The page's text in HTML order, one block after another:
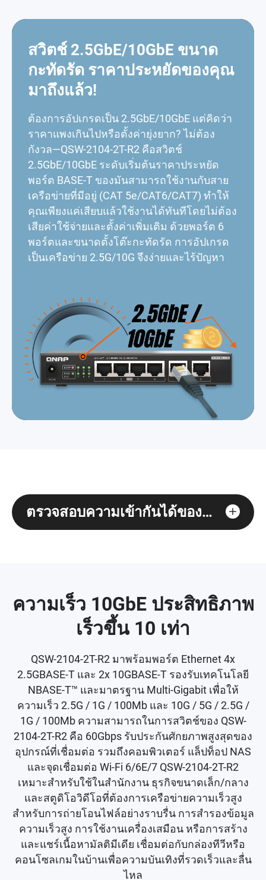
สวิตช์ 2.5GbE/10GbE ขนาด
กะทัดรัด ราคาประหยัดของคุณ
มาถึงแล้ว!
ต้องการอัปเกรดเป็น 2.5GbE/10GbE แต่คิดว่า
ราคาแพงเกินไปหรือตั้งค่ายุ่งยาก? ไม่ต้อง
กังวล—QSW-2104-2T-R2 คือสวิตช์
2.5GbE/10GbE ระดับเริ่มต้นราคาประหยัด
พอร์ต BASE-T ของมันสามารถใช้งานกับสาย
เครือข่ายที่มีอยู่ (CAT 5e/CAT6/CAT7) ทำให้
คุณเพียงแค่เสียบแล้วใช้งานได้ทันทีโดยไม่ต้อง
เสียค่าใช้จ่ายและตั้งค่าเพิ่มเติม ด้วยพอร์ต 6
พอร์ตและขนาดตั้งโต๊ะกะทัดรัด การอัปเกรด
เป็นเครือข่าย 2.5G/10G จึงง่ายและไร้ปัญหา
ตรวจสอบความเข้ากันได้ของสาย Ethernet
ความเร็ว 10GbE ประสิทธิภาพ
เร็วขึ้น 10 เท่า
QSW-2104-2T-R2 มาพร้อมพอร์ต Ethernet 4x
2.5GBASE-T และ 2x 10GBASE-T รองรับเทคโนโลยี
NBASE-T™ และมาตรฐาน Multi-Gigabit เพื่อให้
ความเร็ว 2.5G / 1G / 100Mb และ 10G / 5G / 2.5G /
1G / 100Mb ความสามารถในการสวิตช์ของ QSW-
2104-2T-R2 คือ 60Gbps รับประกันศักยภาพสูงสุดของ
อุปกรณ์ที่เชื่อมต่อ รวมถึงคอมพิวเตอร์ แล็ปท็อป NAS
และจุดเชื่อมต่อ Wi-Fi 6/6E/7 QSW-2104-2T-R2
เหมาะสำหรับใช้ในสำนักงาน ธุรกิจขนาดเล็ก/กลาง
และสตูดิโอวิดีโอที่ต้องการเครือข่ายความเร็วสูง
สำหรับการถ่ายโอนไฟล์อย่างราบรื่น การสำรองข้อมูล
ความเร็วสูง การใช้งานเครื่องเสมือน หรือการสร้าง
และแชร์เนื้อหามัลติมีเดีย เชื่อมต่อกับกล่องทีวีหรือ
คอนโซลเกมในบ้านเพื่อความบันเทิงที่รวดเร็วและลื่น
ไหล